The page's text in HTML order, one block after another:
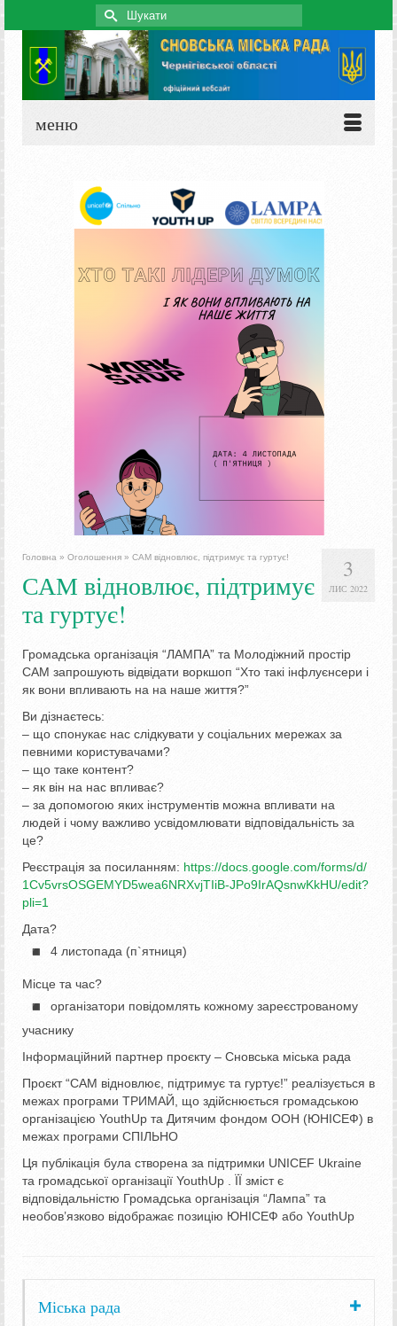
Search
for:
меню
3
ЛИС 2022
Головна » Оголошення » САМ відновлює, підтримує та гуртує!
САМ відновлює, підтримує
та гуртує!
Громадська організація “ЛАМПА” та Молодіжний простір
САМ запрошують відвідати воркшоп “Хто такі інфлуєнсери і
як вони впливають на на наше життя?”
Ви дізнаєтесь:
– що спонукає нас слідкувати у соціальних мережах за
певними користувачами?
– що таке контент?
– як він на нас впливає?
– за допомогою яких інструментів можна впливати на
людей і чому важливо усвідомлювати відповідальність за
це?
Реєстрація за посиланням: https://docs.google.com/forms/d/
1Cv5vrsOSGEMYD5wea6NRXvjTIiB-JPo9IrAQsnwKkHU/edit?
pli=1
Дата?
4 листопада (п`ятниця)
Місце та час?
організатори повідомлять кожному зареєстрованому
учаснику
Інформаційний партнер проєкту – Сновська міська рада
Проєкт “САМ відновлює, підтримує та гуртує!” реалізується в
межах програми ТРИМАЙ, що здійснюється громадською
організацією YouthUp та Дитячим фондом ООН (ЮНІСЕФ) в
межах програми СПІЛЬНО
Ця публікація була створена за підтримки UNICEF Ukraine
та громадської організації YouthUp . ЇЇ зміст є
відповідальністю Громадська організація “Лампа” та
необов’язково відображає позицію ЮНІСЕФ або YouthUp
Міська рада